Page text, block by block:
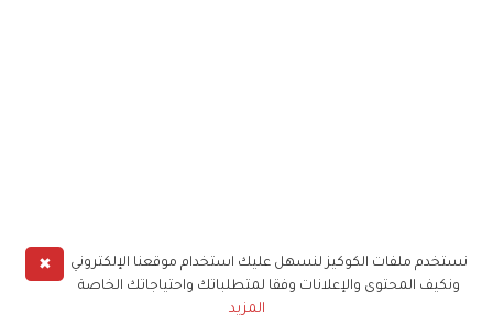
✖
نستخدم ملفات الكوكيز لنسهل عليك استخدام موقعنا الإلكتروني
ونكيف المحتوى والإعلانات وفقا لمتطلباتك واحتياجاتك الخاصة
المزيد